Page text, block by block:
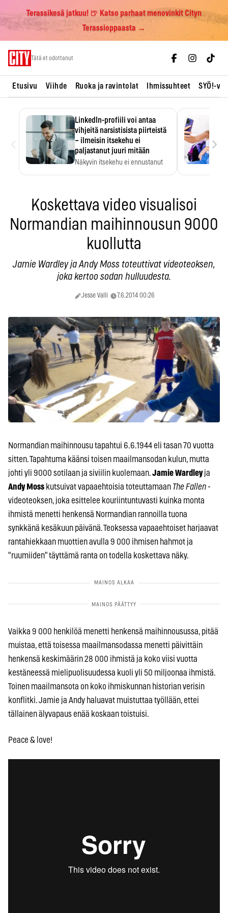
Terassikesä jatkuu! 🍺 Katso parhaat menovinkit Cityn
Terassioppaasta →
Tätä et odottanut
Etusivu Viihde Ruoka ja ravintolat Ihmissuhteet SYÖ!-
LinkedIn-profiili voi antaa
vihjeitä narsistisista piirteistä
– ilmeisin itsekehu ei
paljastanut juuri mitään
Näkyvin itsekehu ei ennustanut
›
Koskettava video visualisoi
Normandian maihinnousun 9000
kuollutta
Jamie Wardley ja Andy Moss toteuttivat videoteoksen,
joka kertoo sodan hulluudesta.
Jesse Valli 7.6.2014 00:26
Normandian maihinnousu tapahtui 6.6.1944 eli tasan 70 vuotta
sitten. Tapahtuma käänsi toisen maailmansodan kulun, mutta
johti yli 9000 sotilaan ja siviilin kuolemaan.Jamie Wardleyja
Andy Moss kutsuivat vapaaehtoisia toteuttamaan The Fallen-
videoteoksen, joka esittelee kouriintuntuvasti kuinka monta
ihmistä menetti henkensä Normandian rannoilla tuona
synkkänä kesäkuun päivänä. Teoksessa vapaaehtoiset harjaavat
rantahiekkaan muottien avulla 9 000 ihmisen hahmot ja
"ruumiiden" täyttämä ranta on todella koskettava näky.
Vaikka 9 000 henkilöä menetti henkensä maihinnousussa, pitää
muistaa, että toisessa maailmansodassa menetti päivittäin
henkensä keskimäärin 28 000 ihmistä ja koko viisi vuotta
kestäneessä mielipuolisuudessa kuoli yli 50 miljoonaa ihmistä.
Toinen maailmansota on koko ihmiskunnan historian verisin
konflitki. Jamie ja Andy haluavat muistuttaa työllään, ettei
tällainen älyvapaus enää koskaan toistuisi.
Peace & love!